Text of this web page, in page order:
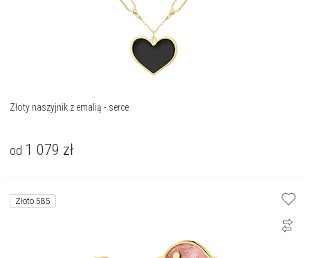
Złoty naszyjnik z emalią - serce
od 1 079 zł
Złoto 585